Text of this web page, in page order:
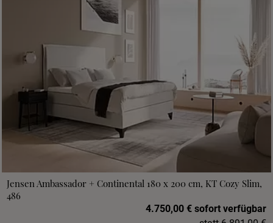
Jensen Ambassador + Continental 180 x 200 cm, KT Cozy Slim,
486
4.750,00 € sofort verfügbar